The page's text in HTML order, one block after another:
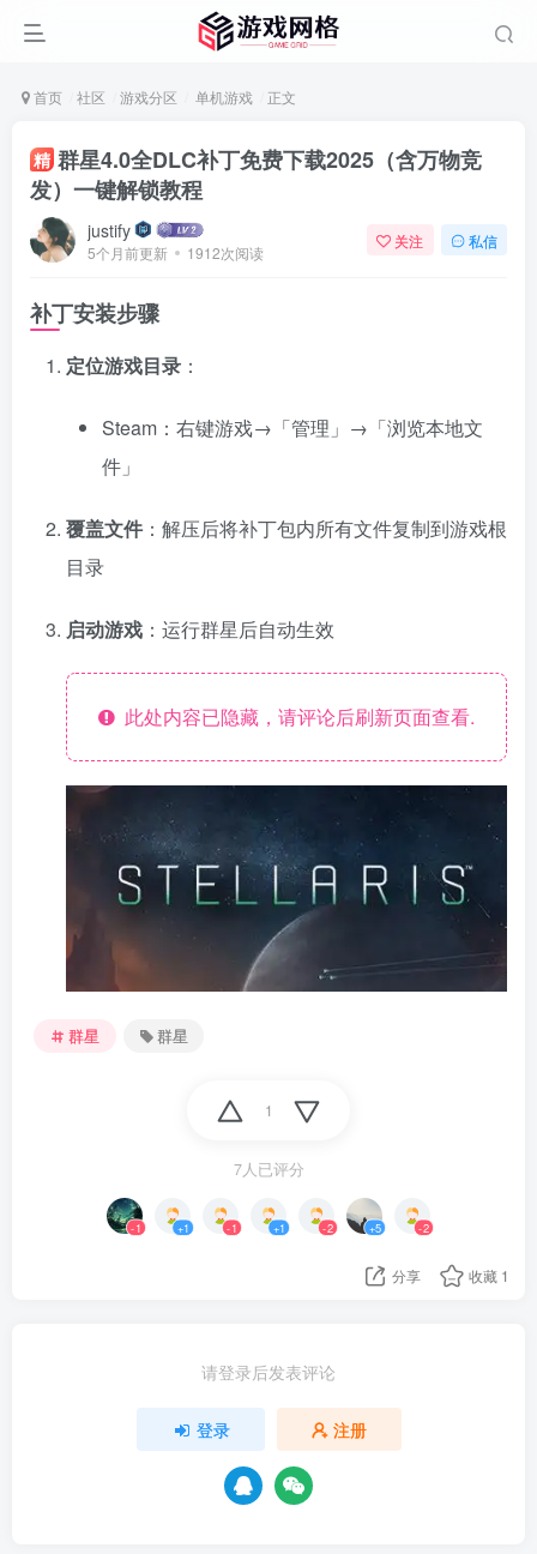
网络游戏
1676热度
问题求助
863热度
手机游戏
545热度
关注
首页 社区 游戏分区 单机游戏 正文
精 群星4.0全DLC补丁免费下载2025（含万物竞
发）一键解锁教程
justify
5个月前更新 1912次阅读
关注 私信
补丁安装步骤
定位游戏目录 ：
Steam：右键游戏→「管理」→「浏览本地文
件」
覆盖文件 ：解压后将补丁包内所有文件复制到游戏根
目录
启动游戏 ：运行群星后自动生效
此处内容已隐藏，请评论后刷新页面查看.
群星 群星
1
7人已评分
-1 +1 -1 +1 -2 +5 -2
分享 收藏 1
请登录后发表评论
登录 注册